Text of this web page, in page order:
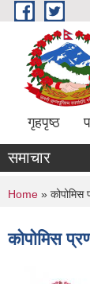
Skip to main
गृहपृष्ठ
समाचार
You
Home » कोपोमिस
कोपोमिस